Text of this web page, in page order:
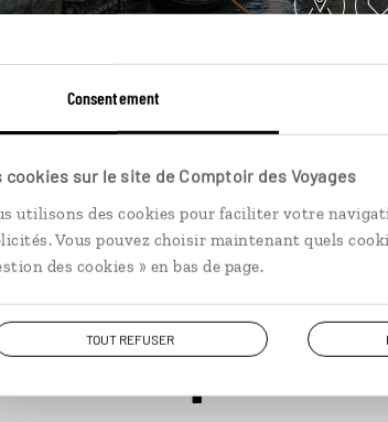
Consentement
cookies sur le site de Comptoir des Voyages
utilisons des cookies pour faciliter votre
Vous pouvez choisir maintenant quels
des cookies » en bas de page.
TOUT REFUSER
aller plus